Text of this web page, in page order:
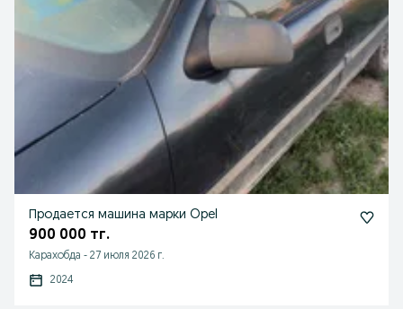
Продается машина марки Opel
900 000 тг.
Карахобда - 27 июля 2026 г.
2024